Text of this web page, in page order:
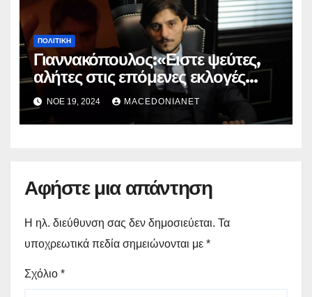
ΠΟΛΙΤΙΚΉ
Γιαννακόπουλος:«Ειστε ψεύτες,
αλήτες στις επόμενες εκλογές
Εμένα θα έχετε απέναντι»
ΝΟΈ 19, 2024 MACEDONIANET
Αφήστε μια απάντηση
Η ηλ. διεύθυνση σας δεν δημοσιεύεται. Τα
υποχρεωτικά πεδία σημειώνονται με *
Σχόλιο *